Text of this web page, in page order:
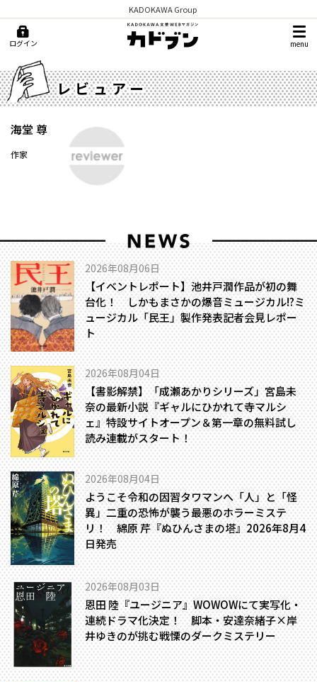
KADOKAWA Group
ログイン menu
レビュアー
海堂 尊
作家
2026年08月06日
【イベントレポート】池井戸潤作品が初の舞
台化！ しかもまさかの爆音ミュージカル!?――ミ
ュージカル「民王」製作発表記者会見レポー
ト
2026年08月04日
【書影解禁】「成瀬あかりシリーズ」宮島未
奈の最新小説『ギャルにひかれて寺マルシ
ェ』特設サイトオープン＆第一章の無料試し
読み連載がスタート！
2026年08月04日
ようこそ令和の因習タワマンへ――「人」と「怪
異」二重の恐怖が襲う最悪のホラーミステ
リ！ 綿原 芹『ぬひんさまの塔』2026年8月4
日発売
2026年08月03日
恩田 陸『ユージニア』WOWOWにて実写化・
連続ドラマ化決定！ 脚本・安達奈緒子×岸
井ゆきのが挑む戦慄のダークミステリー